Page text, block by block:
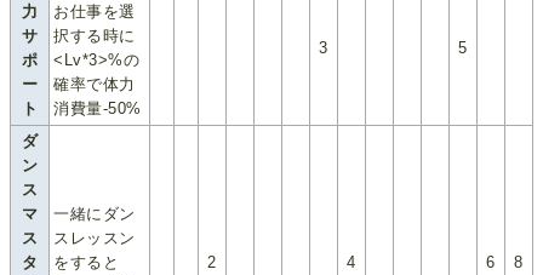
力
サ
ポ
ー
ト
お仕事を選
択する時に
<Lv*3>%の
確率で体力
消費量-50%
3 5
ダ
ン
ス
マ
ス
タ
一緒にダン
スレッスン
をすると
2 4 6 8